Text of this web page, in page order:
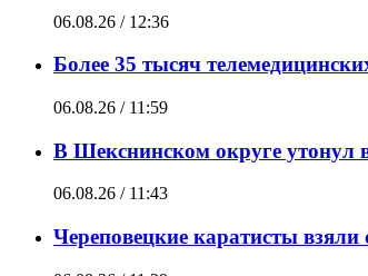
06.08.26 / 12:36
Более 35 тысяч
06.08.26 / 11:59
В Шекснинском округе утонул
06.08.26 / 11:43
Череповецкие каратисты взяли